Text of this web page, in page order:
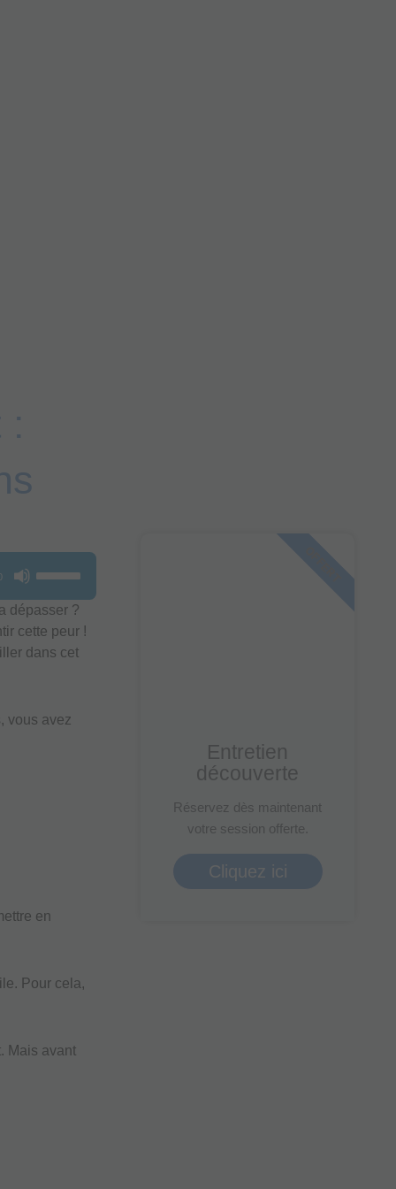
:
flèches
haut/bas
pour
diminuer
dépasser ?
cette peur !
dans cet
vous avez
en
Pour cela,
Mais avant
Entretien
découverte
Réservez dès maintenant
votre session offerte.
Cliquez ici
OFFERT